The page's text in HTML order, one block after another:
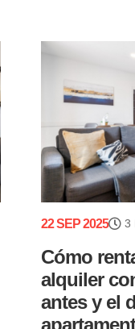
22 SEP 2025 3
Cómo
alquiler
antes y el